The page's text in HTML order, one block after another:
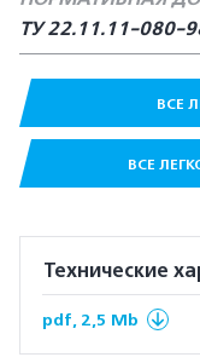
TУ 22.11.11-080-
ВСЕ
ВСЕ
Технические
pdf, 2,5 Mb